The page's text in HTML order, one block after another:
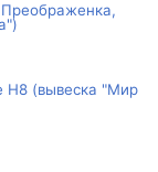
Н8 (вывеска "Мир